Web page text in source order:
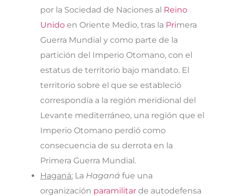
por la Sociedad de Naciones al Reino
Unido en Oriente Medio, tras la Primera
Guerra Mundial y como parte de la
partición del Imperio Otomano, con el
estatus de territorio bajo mandato. El
territorio sobre el que se estableció
correspondía a la región meridional del
Levante mediterráneo, una región que el
Imperio Otomano perdió como
consecuencia de su derrota en la
Primera Guerra Mundial.
Haganá: La Haganá fue una
organización paramilitar de autodefensa